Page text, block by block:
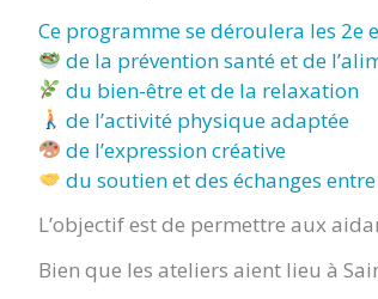
Ce programme se déroulera les 2e
de la prévention santé et de
du bien-être et de la relaxation
de l’activité physique adaptée
de l’expression créative
du soutien et des échanges
L’objectif est de permettre aux
Bien que les ateliers aient lieu à